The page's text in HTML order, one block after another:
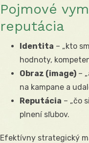
Pojmové
reputácia
Identita – „kto
hodnoty,
Obraz (image) –
na kampane a
Reputácia – „čo
plnení sľubov.
Efektívny strategický